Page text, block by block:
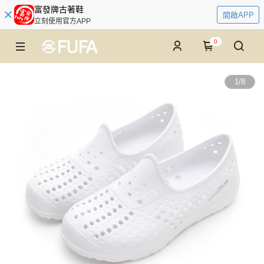
富發牌古著鞋
立刻使用官方APP
開啟APP
0
1/8